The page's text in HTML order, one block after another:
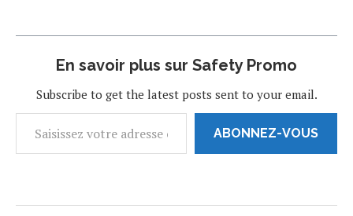
aussi bien au sein du club de
En savoir plus sur Safety Promo
Subscribe to get the latest posts sent to your email.
ABONNEZ-VOUS